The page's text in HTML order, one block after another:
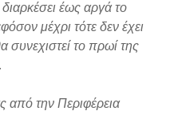
έως αργά το
μέχρι τότε δεν έχει
συνεχιστεί το πρωί της
από την Περιφέρεια